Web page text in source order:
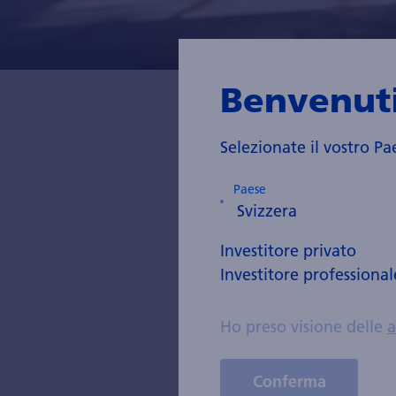
Chartered
Swisscanto
Swisscanto
Swisscanto
Selezionate il vostro
Paese
Investitore privato
Investitore
Ho preso visione delle
Conferma